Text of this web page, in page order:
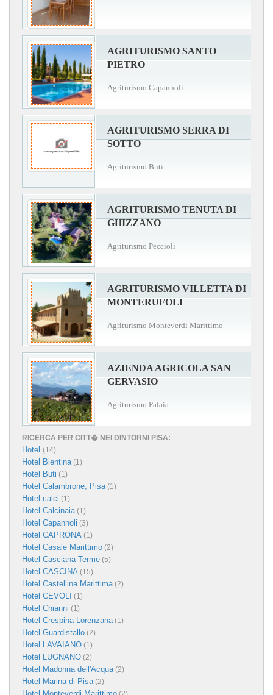
AGRITURISMO SANTO
PIETRO
Agriturismo Capannoli
AGRITURISMO SERRA DI
SOTTO
Agriturismo Buti
AGRITURISMO TENUTA DI
GHIZZANO
Agriturismo Peccioli
AGRITURISMO VILLETTA DI
MONTERUFOLI
Agriturismo Monteverdi Marittimo
AZIENDA AGRICOLA SAN
GERVASIO
Agriturismo Palaia
RICERCA PER CITT� NEI DINTORNI PISA:
Hotel (14)
Hotel Bientina (1)
Hotel Buti (1)
Hotel Calambrone, Pisa (1)
Hotel calci (1)
Hotel Calcinaia (1)
Hotel Capannoli (3)
Hotel CAPRONA (1)
Hotel Casale Marittimo (2)
Hotel Casciana Terme (5)
Hotel CASCINA (15)
Hotel Castellina Marittima (2)
Hotel CEVOLI (1)
Hotel Chianni (1)
Hotel Crespina Lorenzana (1)
Hotel Guardistallo (2)
Hotel LAVAIANO (1)
Hotel LUGNANO (2)
Hotel Madonna dell'Acqua (2)
Hotel Marina di Pisa (2)